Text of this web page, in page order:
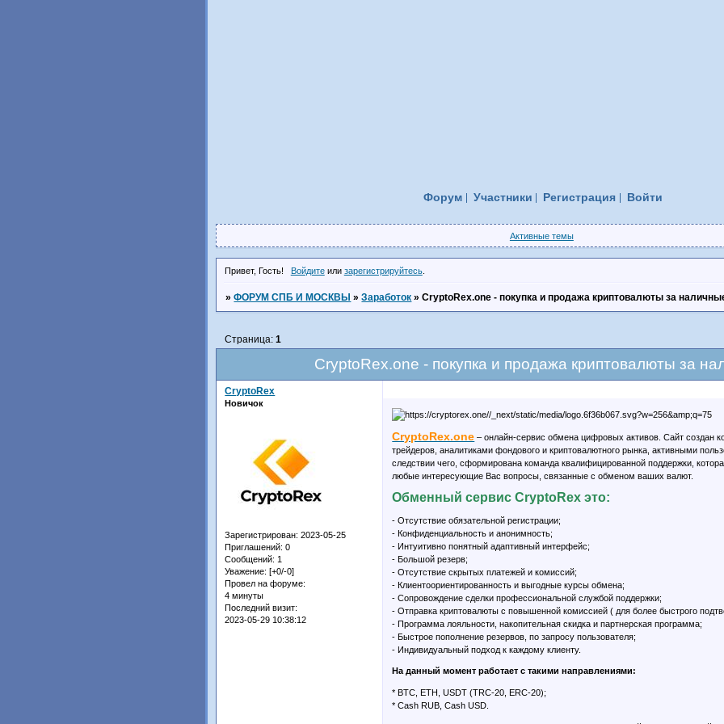
Форум Участники Регистрация Войти
Активные темы
Привет, Гость! Войдитеили зарегистрируйтесь.
»ФОРУМ СПБ И МОСКВЫ »Заработок »CryptoRex.one - покупка и продажа криптовалюты за
CryptoRex.one - покупка и продажа криптовалюты за
Страница:1
CryptoRex
Новичок
Зарегистрирован: 2023-05-25
Приглашений: 0
Сообщений: 1
Уважение: [+0/-0]
Провел на форуме:
4 минуты
Последний визит:
2023-05-29 10:38:12
CryptoRex.one – онлайн-сервис обмена цифровых активов. Сайт создан
трейдеров, аналитиками фондового и криптовалютного рынка, активными
следствии чего, сформирована команда квалифицированной поддержки,
любые интересующие Вас вопросы, связанные с обменом ваших валют.
Обменный сервис CryptoRex это:
- Отсутствие обязательной регистрации;
- Конфиденциальность и анонимность;
- Интуитивно понятный адаптивный интерфейс;
- Большой резерв;
- Отсутствие скрытых платежей и комиссий;
- Клиентоориентированность и выгодные курсы обмена;
- Cопровождение сделки профессиональной службой поддержки;
- Отправка криптовалюты с повышенной комиссией ( для более быстрого
- Программа лояльности, накопительная скидка и партнерская программа;
- Быстрое пополнение резервов, по запросу пользователя;
- Индивидуальный подход к каждому клиенту.
На данный момент работает с такими направлениями:
* BTC, ETH, USDT (TRC-20, ERC-20);
* Cash RUB, Cash USD.